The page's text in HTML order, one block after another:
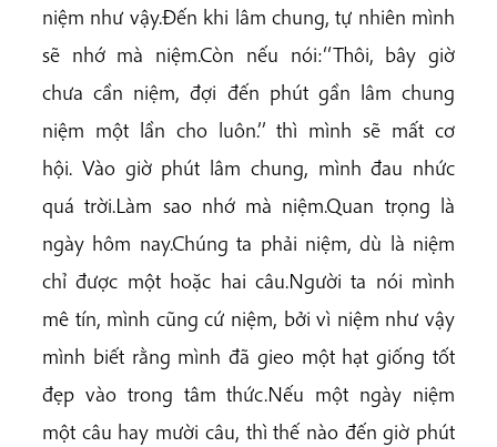
niệm như vậy.Đến khi lâm chung, tự nhiên mình
sẽ nhớ mà niệm.Còn nếu nói:‘‘Thôi, bây giờ
chưa cần niệm, đợi đến phút gần lâm chung
niệm một lần cho luôn.’’ thì mình sẽ mất cơ
hội. Vào giờ phút lâm chung, mình đau nhức
quá trời.Làm sao nhớ mà niệm.Quan trọng là
ngày hôm nay.Chúng ta phải niệm, dù là niệm
chỉ được một hoặc hai câu.Người ta nói mình
mê tín, mình cũng cứ niệm, bởi vì niệm như vậy
mình biết rằng mình đã gieo một hạt giống tốt
đẹp vào trong tâm thức.Nếu một ngày niệm
một câu hay mười câu, thì thế nào đến giờ phút